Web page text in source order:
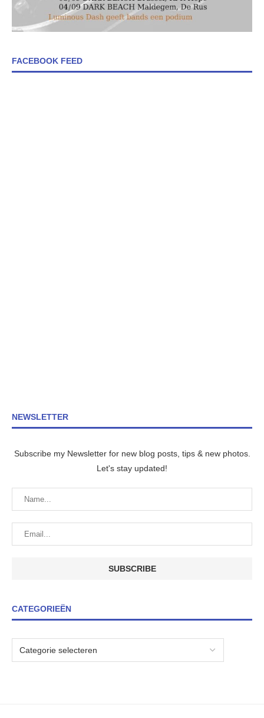
FACEBOOK FEED
NEWSLETTER
Subscribe my Newsletter for new blog posts, tips & new photos.
Let's stay updated!
CATEGORIEËN